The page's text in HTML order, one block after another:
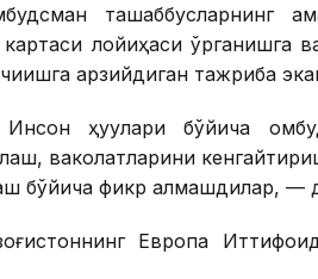
ташаббусларнинг
картаси лойиҳаси ўрганишга
арзийдиган тажриба
ҳуқуқлари бўйича
ваколатларини
бўйича фикр алмашдилар, —
Европа